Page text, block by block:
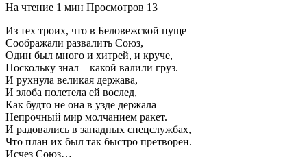
На чтение 1 мин Просмотров 13
Из тех троих, что в Беловежской пуще
Соображали развалить Союз,
Один был много и хитрей, и круче,
Поскольку знал – какой валили груз.
И рухнула великая держава,
И злоба полетела ей вослед,
Как будто не она в узде держала
Непрочный мир молчанием ракет.
И радовались в западных спецслужбах,
Что план их был так быстро претворен.
Исчез Союз…